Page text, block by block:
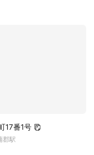
17番1号
郡駅